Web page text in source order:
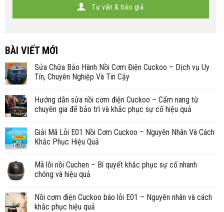
Tư vấn & báo giá
BÀI VIẾT MỚI
Sửa Chữa Bảo Hành Nồi Cơm Điện Cuckoo – Dịch vụ Uy
Tín, Chuyên Nghiệp Và Tin Cậy
Hướng dẫn sửa nồi cơm điện Cuckoo – Cẩm nang từ
chuyên gia để bảo trì và khắc phục sự cố hiệu quả
Giải Mã Lỗi E01 Nồi Cơm Cuckoo – Nguyên Nhân Và Cách
Khắc Phục Hiệu Quả
Mã lỗi nồi Cuchen – Bí quyết khắc phục sự cố nhanh
chóng và hiệu quả
Nồi cơm điện Cuckoo báo lỗi E01 – Nguyên nhân và cách
khắc phục hiệu quả